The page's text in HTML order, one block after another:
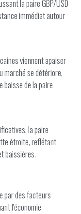
la paire GBP/USD
immédiat autour
viennent apaiser
marché se détériore,
baisse de la paire
la paire
étroite, reflétant
baissières.
par des facteurs
l'économie